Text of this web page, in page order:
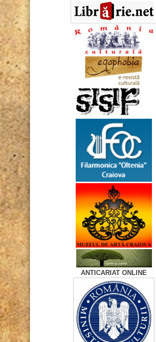
ANTICARIAT ONLINE